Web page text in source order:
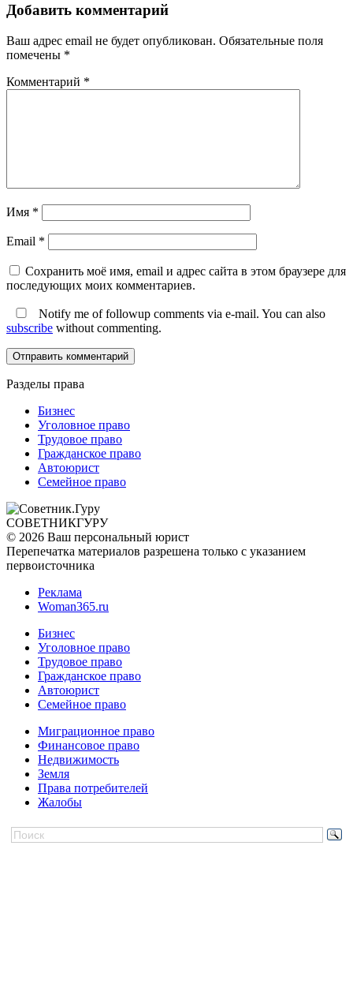
Добавить комментарий
Ваш адрес email не будет опубликован. Обязательные поля
помечены *
Комментарий *
Имя *
Email *
Сохранить моё имя, email и адрес сайта в этом браузере для
последующих моих комментариев.
Notify me of followup comments via e-mail. You can also
subscribe without commenting.
Разделы права
Бизнес
Уголовное право
Трудовое право
Гражданское право
Автоюрист
Семейное право
СОВЕТНИКГУРУ
© 2026 Ваш персональный юрист
Перепечатка материалов разрешена только с указанием
первоисточника
Реклама
Woman365.ru
Бизнес
Уголовное право
Трудовое право
Гражданское право
Автоюрист
Семейное право
Миграционное право
Финансовое право
Недвижимость
Земля
Права потребителей
Жалобы